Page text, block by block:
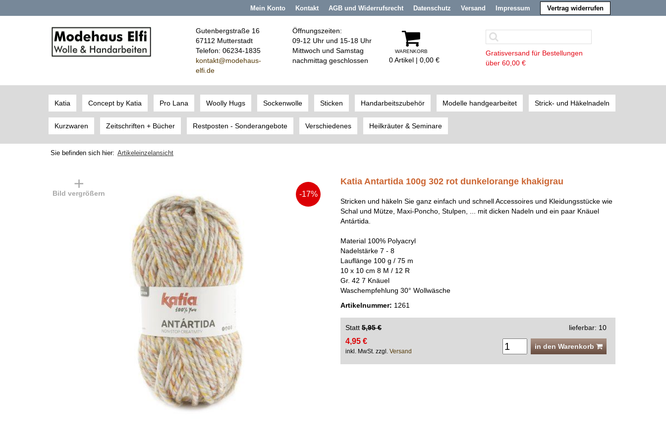
Mein Konto Kontakt AGB und Widerrufsrecht Datenschutz Versand Impressum Vertrag widerrufen
Gutenbergstraße 16
67112 Mutterstadt
Telefon: 06234-1835
kontakt@modehaus-
elfi.de
Öffnungszeiten:
09-12 Uhr und 15-18 Uhr
Mittwoch und Samstag
nachmittag geschlossen
WARENKORB
0 Artikel | 0,00 €
Gratisversand für Bestellungen
über 60,00 €
Katia Concept by Katia Pro Lana Woolly Hugs Sockenwolle Sticken Handarbeitszubehör Modelle handgearbeitet Strick- und Häkelnadeln
Kurzwaren Zeitschriften + Bücher Restposten - Sonderangebote Verschiedenes Heilkräuter & Seminare
Sie befinden sich hier: Artikeleinzelansicht
-17%
Bild vergrößern
Katia Antartida 100g 302 rot dunkelorange khakigrau
Stricken und häkeln Sie ganz einfach und schnell Accessoires und Kleidungsstücke wie
Schal und Mütze, Maxi-Poncho, Stulpen, ... mit dicken Nadeln und ein paar Knäuel
Antártida.
Material 100% Polyacryl
Nadelstärke 7 - 8
Lauflänge 100 g / 75 m
10 x 10 cm 8 M / 12 R
Gr. 42 7 Knäuel
Waschempfehlung 30° Wollwäsche
Artikelnummer: 1261
Statt 5,95 €
4,95 €
inkl. MwSt. zzgl. Versand
lieferbar: 10
in den Warenkorb